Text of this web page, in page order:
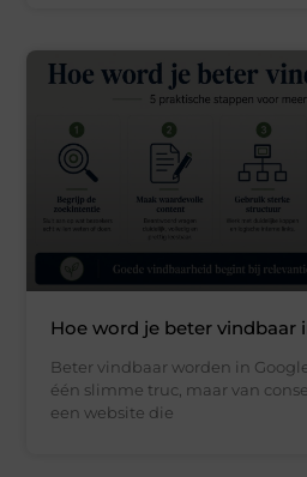
Hoe word je beter vindbaar
Beter vindbaar worden in
één slimme truc, maar van
een website die